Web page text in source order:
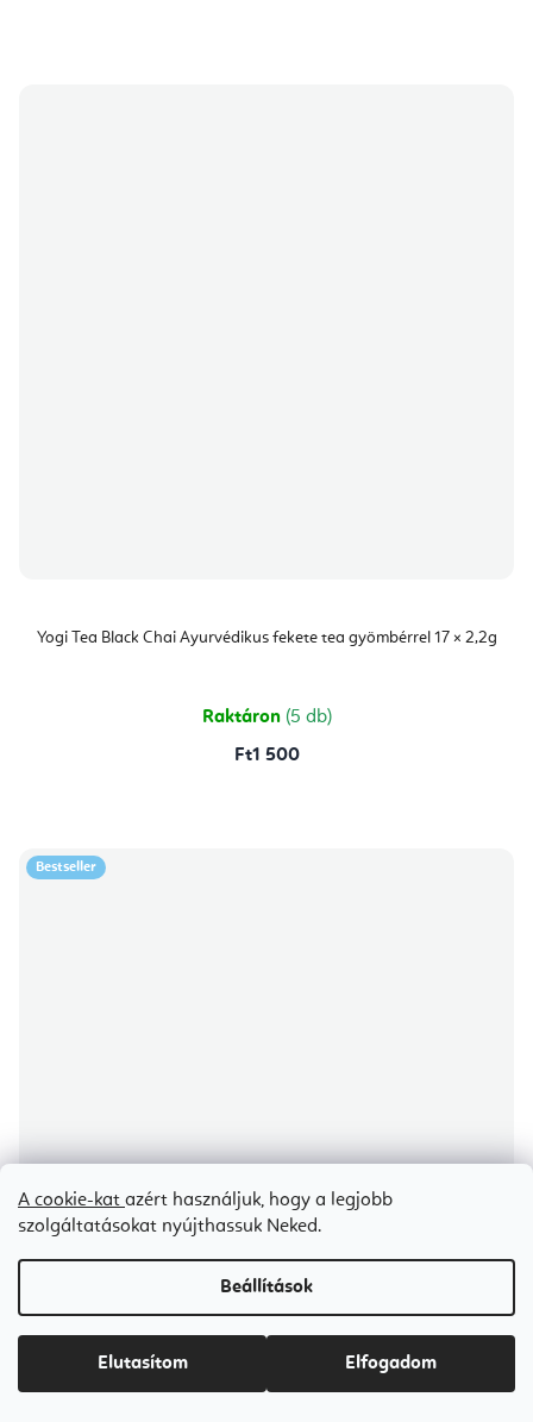
A cookie-kat azért használjuk, hogy a legjobb
szolgáltatásokat nyújthassuk Neked.
Beállítások
Elutasítom Elfogadom
Yogi Tea Black Chai Ayurvédikus fekete tea gyömbérrel 17 × 2,2g
Raktáron (5 db)
Ft1 500
Bestseller